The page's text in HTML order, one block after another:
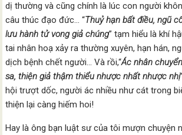
dị thường và cũng chính là lúc con người
câu thúc đạo đức… “Thuỷ hạn bất điều, ngũ
lưu hành tử vong giả chúng” tạm hiểu là khí
tai nhân hoạ xảy ra thường xuyên, hạn hán,
dịch bệnh chết người… Và rồi,“Ác nhân
sa, thiện giả thậm thiểu nhược nhất nhược nhị
hội trượt dốc, người ác nhiều như cát trong
thiện lại càng hiếm hoi!
Hay là ông bạn luật sư của tôi mượn chuyện